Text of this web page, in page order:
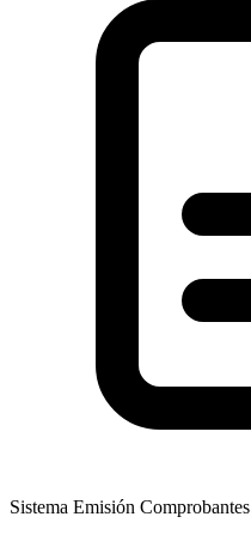
Sistema Emisión Comprobantes